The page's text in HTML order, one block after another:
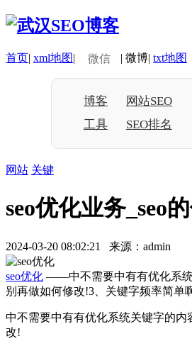
首页| xml地图| 微信 | 微博| txt地图
博客 网站SEO
工具
SEO排名
网站 关键
seo优化业务_seo
2024-03-20 08:02:21 来源：admin
seo优化 ——中不需要中有有优化系
别再做如何修改!3、关键字频率简单
中不需要中有有优化系统关键字的
改!